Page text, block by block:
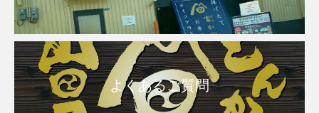
よくあるご質問